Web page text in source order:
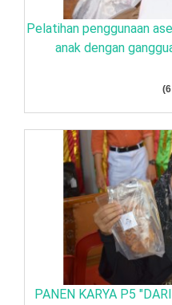
Pelatihan penggunaan
anak dengan
PANEN KARYA P5